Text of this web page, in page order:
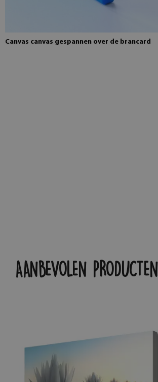
Canvas canvas gespannen over de brancard
AANBEVOLEN PRODUCTEN